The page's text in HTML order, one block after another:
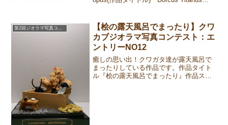
第2回ジオラマ写真コンテスト
【桧の露天風呂でまったり】クワ
カブジオラマ写真コンテスト：エ
ントリーNO12
癒しの思い出！クワガタ達が露天風呂で
まったりしている作品です。作品タイト
ル『桧の露天風呂でまったり』作品スト